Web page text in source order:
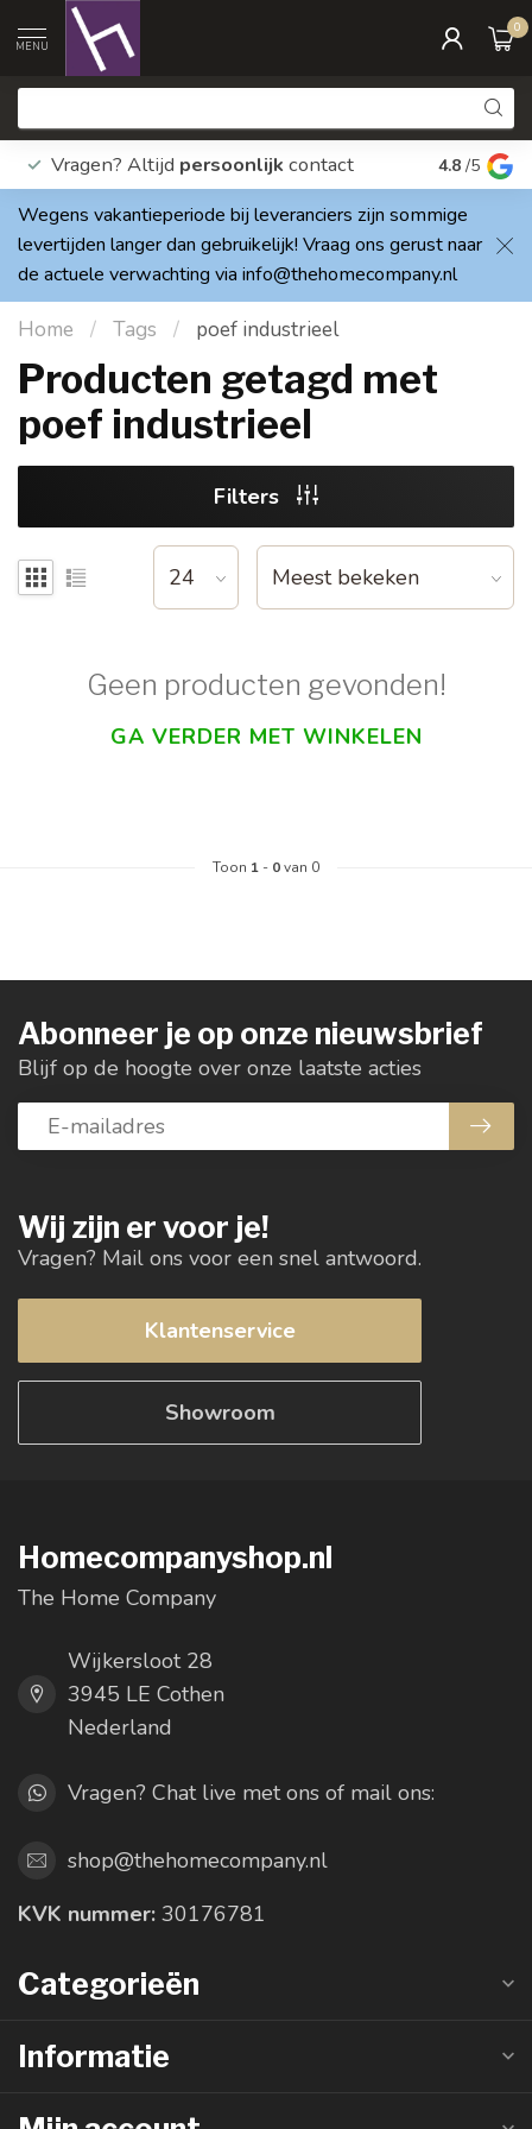
MENU
0
Vragen? Altijd persoonlijk contact Elke dag
4.8 /5
Wegens vakantieperiode bij leveranciers zijn sommige
levertijden langer dan gebruikelijk! Vraag ons gerust naar
de actuele verwachting via info@thehomecompany.nl
Home / Tags / poef industrieel
Producten getagd met
poef industrieel
Filters
Geen producten gevonden!
GA VERDER MET WINKELEN
Toon 1 - 0van 0
Wij zijn er voor je!
Vragen? Mail ons voor een snel antwoord.
Klantenservice
Showroom
Abonneer je op onze nieuwsbrief
Blijf op de hoogte over onze laatste acties
Homecompanyshop.nl
The Home Company
Wijkersloot 28
3945 LE Cothen
Nederland
Vragen? Chat live met ons of mail ons:
shop@thehomecompany.nl
KVK nummer: 30176781
Categorieën
Informatie